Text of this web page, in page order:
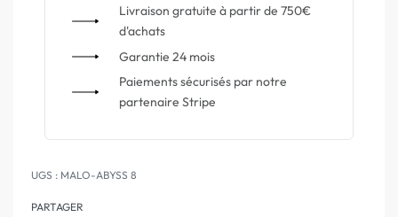
Livraison gratuite à partir de 750€
d'achats
Garantie 24 mois
Paiements sécurisés par notre
partenaire Stripe
MALO-ABYSS 8
PARTAGER